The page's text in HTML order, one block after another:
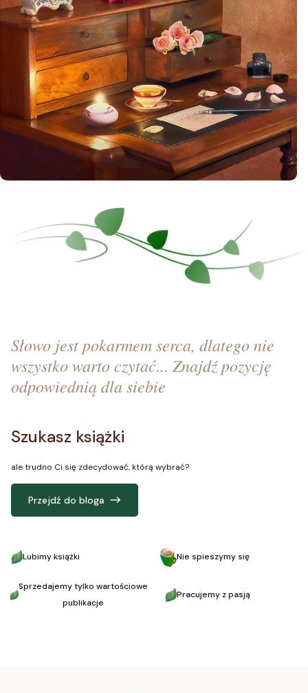
Słowo jest pokarmem serca, dlatego nie
wszystko warto czytać... Znajdź pozycję
odpowiednią dla siebie
Szukasz książki
ale trudno Ci się zdecydować, którą wybrać?
Przejdź do bloga
Lubimy książki Nie spieszymy się
Sprzedajemy tylko wartościowe
publikacje
Pracujemy z pasją